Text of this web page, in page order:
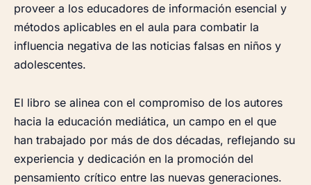
proveer a los educadores de información esencial y
métodos aplicables en el aula para combatir la
influencia negativa de las noticias falsas en niños y
adolescentes.
El libro se alinea con el compromiso de los autores
hacia la educación mediática, un campo en el que
han trabajado por más de dos décadas, reflejando su
experiencia y dedicación en la promoción del
pensamiento crítico entre las nuevas generaciones.